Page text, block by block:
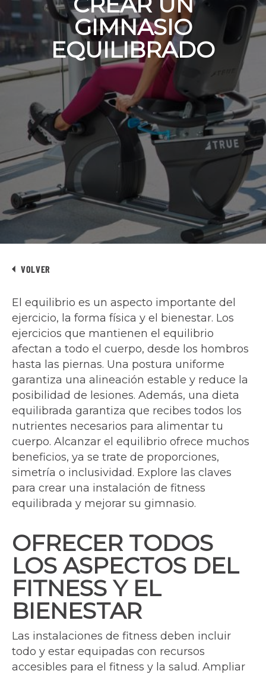
GIMNASIO
EQUILIBRADO
VOLVER
El equilibrio es un aspecto importante del
ejercicio, la forma física y el bienestar. Los
ejercicios que mantienen el equilibrio
afectan a todo el cuerpo, desde los hombros
hasta las piernas. Una postura uniforme
garantiza una alineación estable y reduce la
posibilidad de lesiones. Además, una dieta
equilibrada garantiza que recibes todos los
nutrientes necesarios para alimentar tu
cuerpo. Alcanzar el equilibrio ofrece muchos
beneficios, ya se trate de proporciones,
simetría o inclusividad. Explore las claves
para crear una instalación de fitness
equilibrada y mejorar su gimnasio.
OFRECER TODOS
LOS ASPECTOS DEL
FITNESS Y EL
BIENESTAR
Las instalaciones de fitness deben incluir
todo y estar equipadas con recursos
accesibles para el fitness y la salud. Ampliar